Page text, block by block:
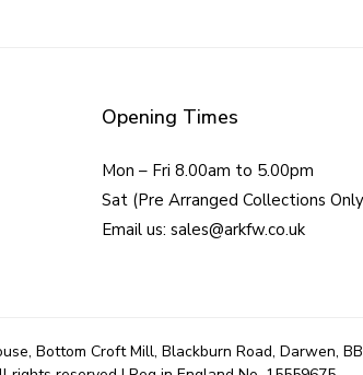
Opening Times
Mon – Fri 8.00am to 5.00pm
Sat (Pre Arranged Collections
Email us: sales@arkfw.co.uk
Bottom Croft Mill, Blackburn Road, Darwen,